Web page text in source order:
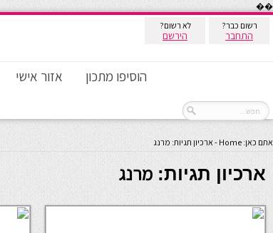
��
רשום כבר?
התחבר
לא רשום?
הירשם
הוסיפו מתכון אזור אישי
אתם כאן: Home
- ארכיון תגיות: מרנג
ארכיון תגיות:מרנג